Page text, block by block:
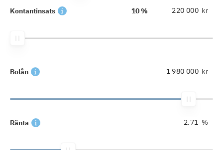
Kontantinsats 10 % kr
Bolån kr
Ränta %